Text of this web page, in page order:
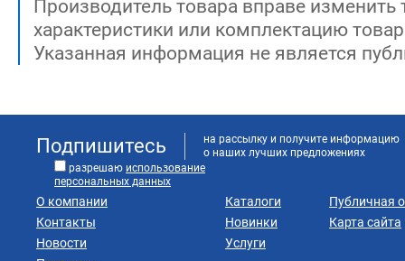
Производитель товара вправе изменить
характеристики или комплектацию
Указанная информация не является
Подпишитесь
на рассылку и получите информацию
о наших лучших предложениях
разрешаю использование
персональных данных
О компании
Контакты
Новости
Каталоги
Новинки
Услуги
Публичная
Карта сайта